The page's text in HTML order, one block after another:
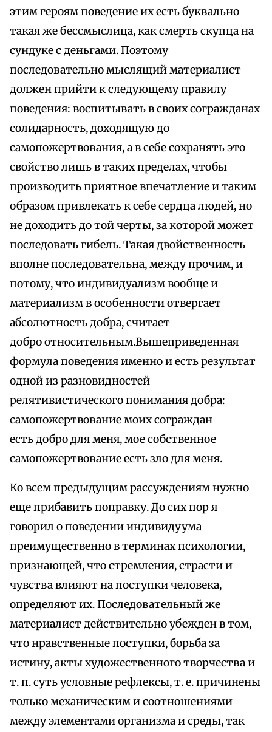
этим героям поведение их есть буквально
такая же бессмыслица, как смерть скупца на
сундуке с деньгами. Поэтому
последовательно мыслящий материалист
должен прийти к следующему правилу
поведения: воспитывать в своих согражданах
солидарность, доходящую до
самопожертвования, а в себе сохранять это
свойство лишь в таких пределах, чтобы
производить приятное впечатление и таким
образом привлекать к себе сердца людей, но
не доходить до той черты, за которой может
последовать гибель. Такая двойственность
вполне последовательна, между прочим, и
потому, что индивидуализм вообще и
материализм в особенности отвергает
абсолютность добра, считает
добро относительным.Вышеприведенная
формула поведения именно и есть результат
одной из разновидностей
релятивистического понимания добра:
самопожертвование моих сограждан
есть добро для меня, мое собственное
самопожертвование есть зло для меня.
Ко всем предыдущим рассуждениям нужно
еще прибавить поправку. До сих пор я
говорил о поведении индивидуума
преимущественно в терминах психологии,
признающей, что стремления, страсти и
чувства влияют на поступки человека,
определяют их. Последовательный же
материалист действительно убежден в том,
что нравственные поступки, борьба за
истину, акты художественного творчества и
т. п. суть условные рефлексы, т. е. причинены
только механическим и соотношениями
между элементами организма и среды, так